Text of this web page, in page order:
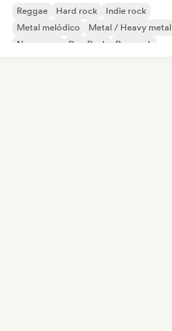
Reggae Hard rock
Indie rock
Metal melódico
Metal / Heavy metal
New wave
Pop Punk Pop rock